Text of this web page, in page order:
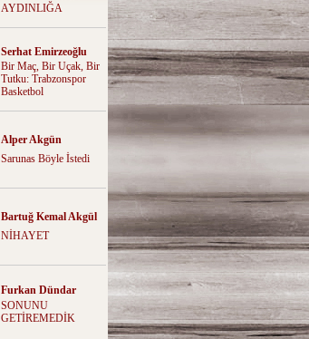
AYDINLIĞA
Serhat Emirzeoğlu
Bir Maç, Bir Uçak, Bir
Tutku: Trabzonspor
Basketbol
Alper Akgün
Sarunas Böyle İstedi
Bartuğ Kemal Akgül
NİHAYET
Furkan Dündar
SONUNU
GETİREMEDİK